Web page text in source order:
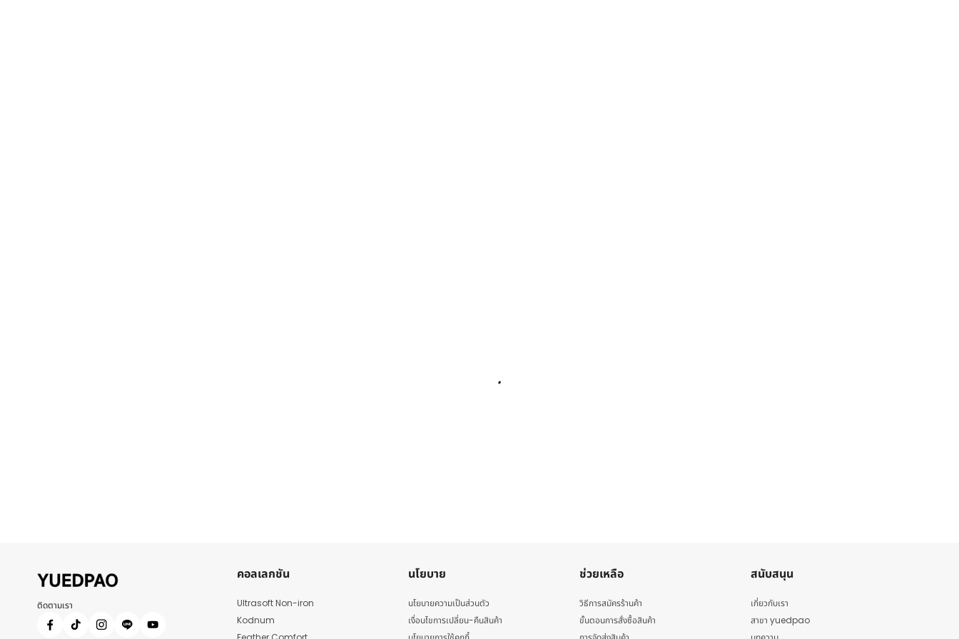
ติดตามเรา
คอลเลกชัน
Ultrasoft Non-iron
Kodnum
นโยบาย
นโยบายความเป็นส่วนตัว
เงื่อนไขการเปลี่ยน-คืนสินค้า
ช่วยเหลือ
วิธีการสมัครร้านค้า
ขั้นตอนการสั่งซื้อสินค้า
สนับสนุน
เกี่ยวกับเรา
สาขา yuedpao